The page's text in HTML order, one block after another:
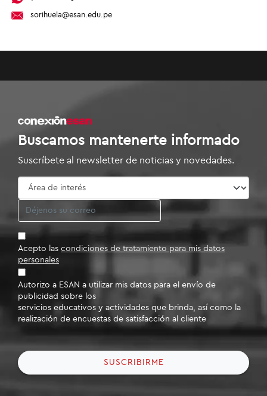
sorihuela@esan.edu.pe
Buscamos mantenerte informado
Suscríbete al newsletter de noticias y novedades.
Acepto las condiciones de tratamiento para mis datos
personales
Autorizo a ESAN a utilizar mis datos para el envío de
publicidad sobre los
servicios educativos y actividades que brinda, así como la
realización de encuestas de satisfacción al cliente
SUSCRIBIRME